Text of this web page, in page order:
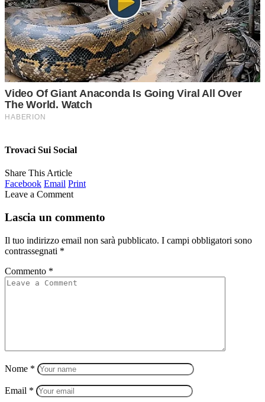
Trovaci Sui Social
Share This Article
Facebook Email Print
Leave a Comment
Lascia un commento
Il tuo indirizzo email non sarà pubblicato. I campi obbligatori sono
contrassegnati *
Commento *
Nome *
Email *